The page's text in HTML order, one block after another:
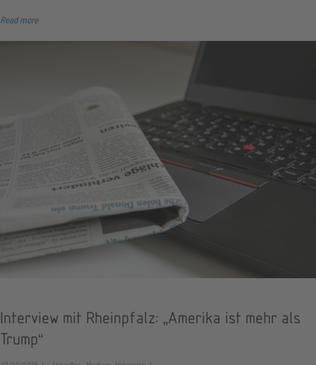
Read more
Interview mit Rheinpfalz: „Amerika ist mehr als
Trump“